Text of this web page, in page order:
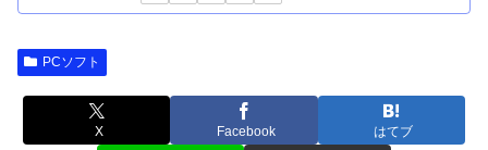
PCソフト
X Facebook はてブ